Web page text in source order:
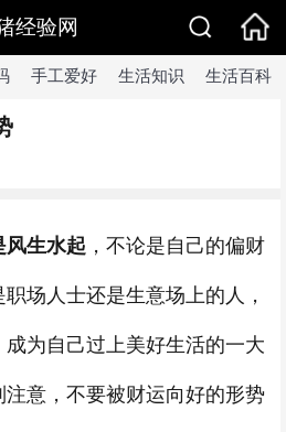
经验网
手工爱好 生活知识 生活百科
风生水起 ，不论是自己的偏财
场人士还是生意场上的人，
为自己过上美好生活的一大
意，不要被财运向好的形势